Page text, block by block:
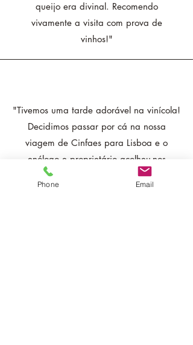
queijo era divinal. Recomendo
vivamente a visita com prova de
vinhos!"
"Tivemos uma tarde adorável na vinícola!
Decidimos passar por cá na nossa
viagem de Cinfaes para Lisboa e o
enólogo e proprietário acolheu-nos
gentilmente. Fizemos um tour pela
vinícola, fazenda e vimos como eles
Phone Email